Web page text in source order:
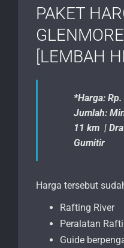
PAKET
[LEMBAH
*Harga:
Jumlah:
11 km |
Gumitir
Harga tersebut
Rafting River
Peralatan
Guide